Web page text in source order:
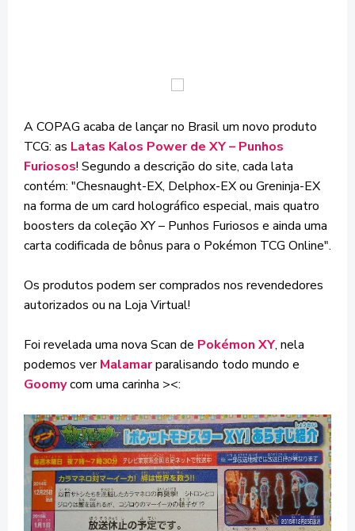
A COPAG acaba de lançar no Brasil um novo produto
TCG: as Latas Kalos Power de XY – Punhos
Furiosos! Segundo a descrição do site, cada lata
contém: "Chesnaught-EX, Delphox-EX ou Greninja-EX
na forma de um card holográfico especial, mais quatro
boosters da coleção XY – Punhos Furiosos e ainda uma
carta codificada de bônus para o Pokémon TCG Online".
Os produtos podem ser comprados nos revendedores
autorizados ou na Loja Virtual!
Foi revelada uma nova Scan de Pokémon XY, nela
podemos verMalamarparalisando todo mundo e
Goomycom uma carinha ><: